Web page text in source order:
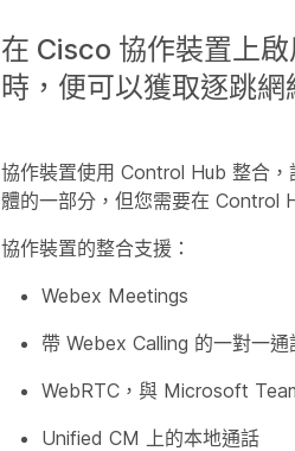
在 Cisco 協作裝置上
時，便可以獲取逐跳網
協作裝置使用 Control Hub 整合
體的一部分，但您需要在 Control
協作裝置的整合支援：
Webex Meetings
帶 Webex Calling 的一對一通
WebRTC，與 Microsoft
Unified CM 上的本地通話